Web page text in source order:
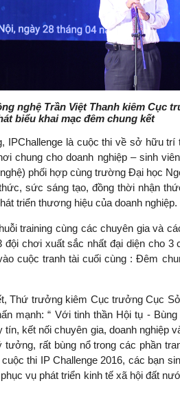
nghệ Trần Việt Thanh kiêm Cục
biểu khai mạc đêm chung kết
IPChallenge là cuộc thi về sở hữu trí
chung cho doanh nghiệp – sinh
phối hợp cùng trường Đại học
sức sáng tạo, đồng thời nhận
triển thương hiệu của doanh nghiệp.
training cùng các chuyên gia và
chơi xuất sắc nhất đại diện cho 3
cuộc tranh tài cuối cùng : Đêm
Thứ trưởng kiêm Cục trưởng Cục
mạnh: “ Với tinh thần Hội tụ -
kết nối chuyên gia, doanh nghiệp
tưởng, rất bùng nổ trong các phần
thi IP Challenge 2016, các bạn
vụ phát triển kinh tế xã hội đất